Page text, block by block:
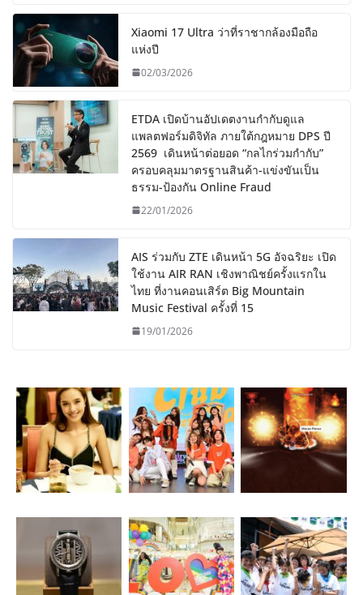
Xiaomi 17 Ultra ว่าที่ราชากล้องมือถือ
แห่งปี
02/03/2026
ETDA เปิดบ้านอัปเดตงานกำกับดูแล
แพลตฟอร์มดิจิทัล ภายใต้กฎหมาย DPS ปี
2569 เดินหน้าต่อยอด “กลไกร่วมกำกับ”
ครอบคลุมมาตรฐานสินค้า-แข่งขันเป็น
ธรรม-ป้องกัน Online Fraud
22/01/2026
AIS ร่วมกับ ZTE เดินหน้า 5G อัจฉริยะ เปิด
ใช้งาน AIR RAN เชิงพาณิชย์ครั้งแรกใน
ไทย ที่งานคอนเสิร์ต Big Mountain
Music Festival ครั้งที่ 15
19/01/2026